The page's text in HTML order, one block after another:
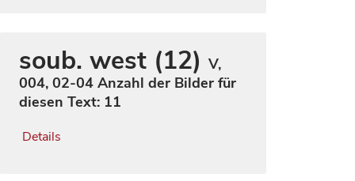
soub. west (12) V,
004, 02-04 Anzahl der Bilder für
diesen Text: 11
Details